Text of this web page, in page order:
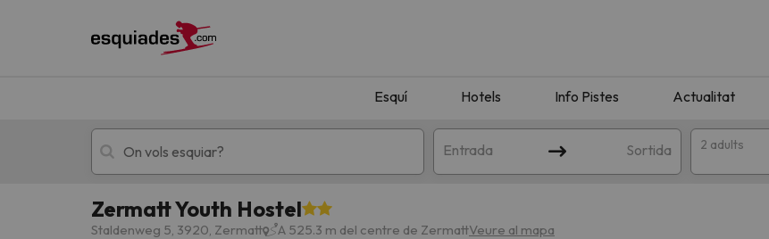
Esquí Hotels Info Pistes Actualitat
Entrada Sortida 2 adults
Esquí Escapades
Zermatt Youth Hostel
Staldenweg 5, 3920, Zermatt A 525.3 m del centre de ZermattVeure al mapa